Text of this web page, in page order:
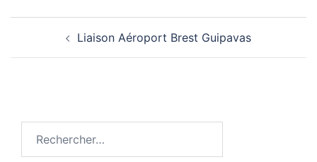
d’article Liaison Aéroport Brest Guipavas